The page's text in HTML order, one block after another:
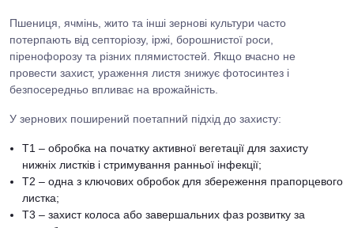
Пшениця, ячмінь, жито та інші зернові культури часто
потерпають від септоріозу, іржі, борошнистої роси,
піренофорозу та різних плямистостей. Якщо вчасно не
провести захист, ураження листя знижує фотосинтез і
безпосередньо впливає на врожайність.
У зернових поширений поетапний підхід до захисту:
T1 – обробка на початку активної вегетації для захисту
нижніх листків і стримування ранньої інфекції;
T2 – одна з ключових обробок для збереження прапорцевого
листка;
T3 – захист колоса або завершальних фаз розвитку за